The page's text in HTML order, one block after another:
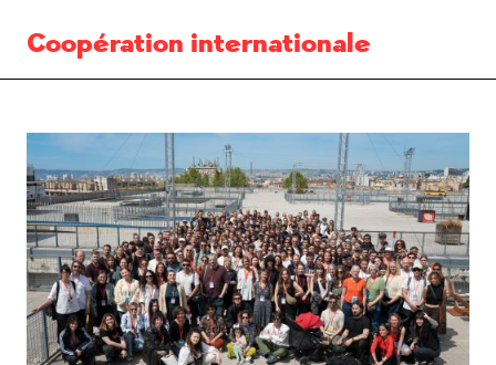
Coopération internationale